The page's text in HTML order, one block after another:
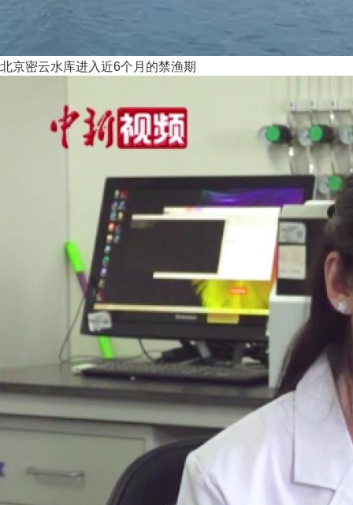
北京密云水库进入近6个月的禁渔期